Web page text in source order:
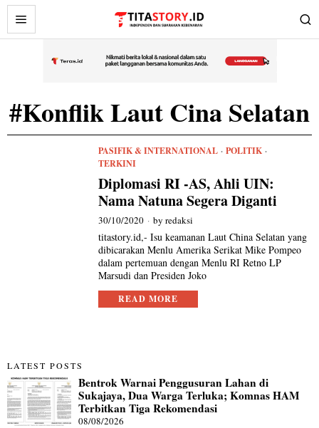
#Konflik Laut Cina Selatan
PASIFIK & INTERNATIONAL · POLITIK ·
TERKINI
Diplomasi RI -AS, Ahli UIN:
Nama Natuna Segera Diganti
30/10/2020 byredaksi
titastory.id,- Isu keamanan Laut China Selatan yang
dibicarakan Menlu Amerika Serikat Mike Pompeo
dalam pertemuan dengan Menlu RI Retno LP
Marsudi dan Presiden Joko
READ MORE
LATEST POSTS
Bentrok Warnai Penggusuran Lahan di
Sukajaya, Dua Warga Terluka; Komnas HAM
Terbitkan Tiga Rekomendasi
08/08/2026